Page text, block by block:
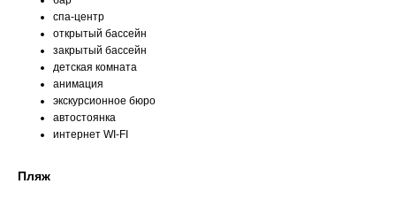
спа-центр
открытый бассейн
закрытый бассейн
детская комната
анимация
экскурсионное бюро
автостоянка
интернет WI-FI
Пляж